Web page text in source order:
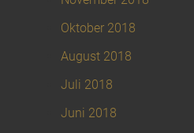
Oktober 2018
August 2018
Juli 2018
Juni 2018